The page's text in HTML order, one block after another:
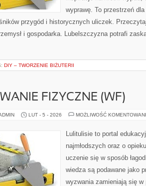
wyprawę. To przestrzeń
przygód i historycznych uliczek.
i gospodarka. Lubelszczyzna potrafi
DIY – TWORZENIE BIŻUTERII
FIZYCZNE (WF)
LUT - 5 - 2026 MOŻLIWOŚĆ
Lulitulisie to portal
najmłodszych oraz o
uczenie się w sposób
wiedza są podawane jako
wyzwania zamieniają się